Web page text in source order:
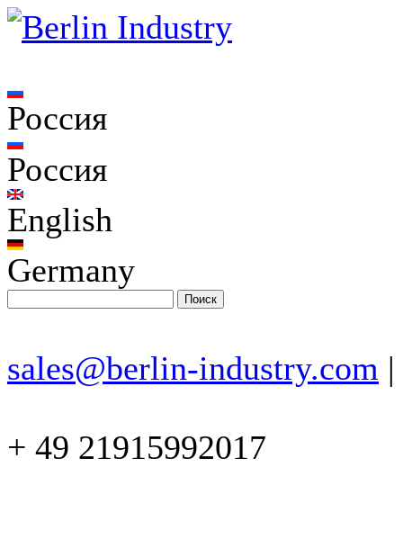
Россия
Россия
English
Germany
sales@berlin-industry.com |
+ 49 21915992017